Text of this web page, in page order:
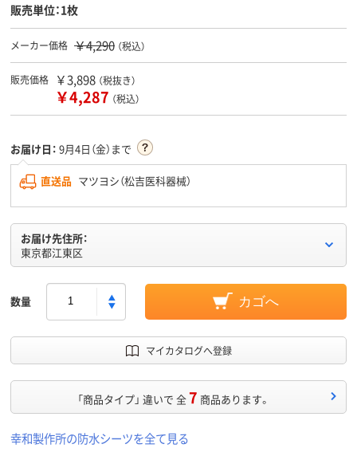
販売単位：1枚
メーカー価格 ￥4,290 （税込）
販売価格 ￥3,898 （税抜き）
￥4,287 （税込）
お届け日： 9月4日（金）まで
直送品 マツヨシ（松吉医科器械）
お届け先住所：
東京都江東区
数量 カゴへ
マイカタログへ登録
「商品タイプ」 違いで 全7 商品あります。
幸和製作所の防水シーツを全て見る